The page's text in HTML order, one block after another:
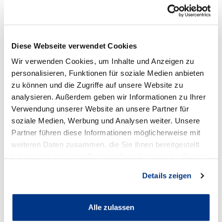
Diese Webseite verwendet Cookies
Wir verwenden Cookies, um Inhalte und Anzeigen zu
personalisieren, Funktionen für soziale Medien anbieten
zu können und die Zugriffe auf unsere Website zu
analysieren. Außerdem geben wir Informationen zu Ihrer
Verwendung unserer Website an unsere Partner für
soziale Medien, Werbung und Analysen weiter. Unsere
Partner führen diese Informationen möglicherweise mit
weiteren Daten zusammen, die Sie ihnen bereitgestellt
Details zeigen
Alle zulassen
Schlafplätze 2-4
Sitzplätze 4
Zum VW Grand California